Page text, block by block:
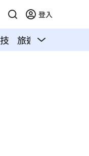
登入
旅遊 汽車